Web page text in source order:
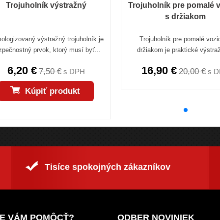
Trojuholník výstražný
výstražný trojuholník je
prvok, ktorý musí byť...
6,20 € 7,50 €s DPH
Kúpiť produkt
Trojuholník pre pomalé
s držiakom
Trojuholník pre pomalé
držiakom je praktické
16,90 € 20,00 €s
Tisíce spokojných zákazníkov
VÁM POMÔCŤ? ODBER NOVINIEK